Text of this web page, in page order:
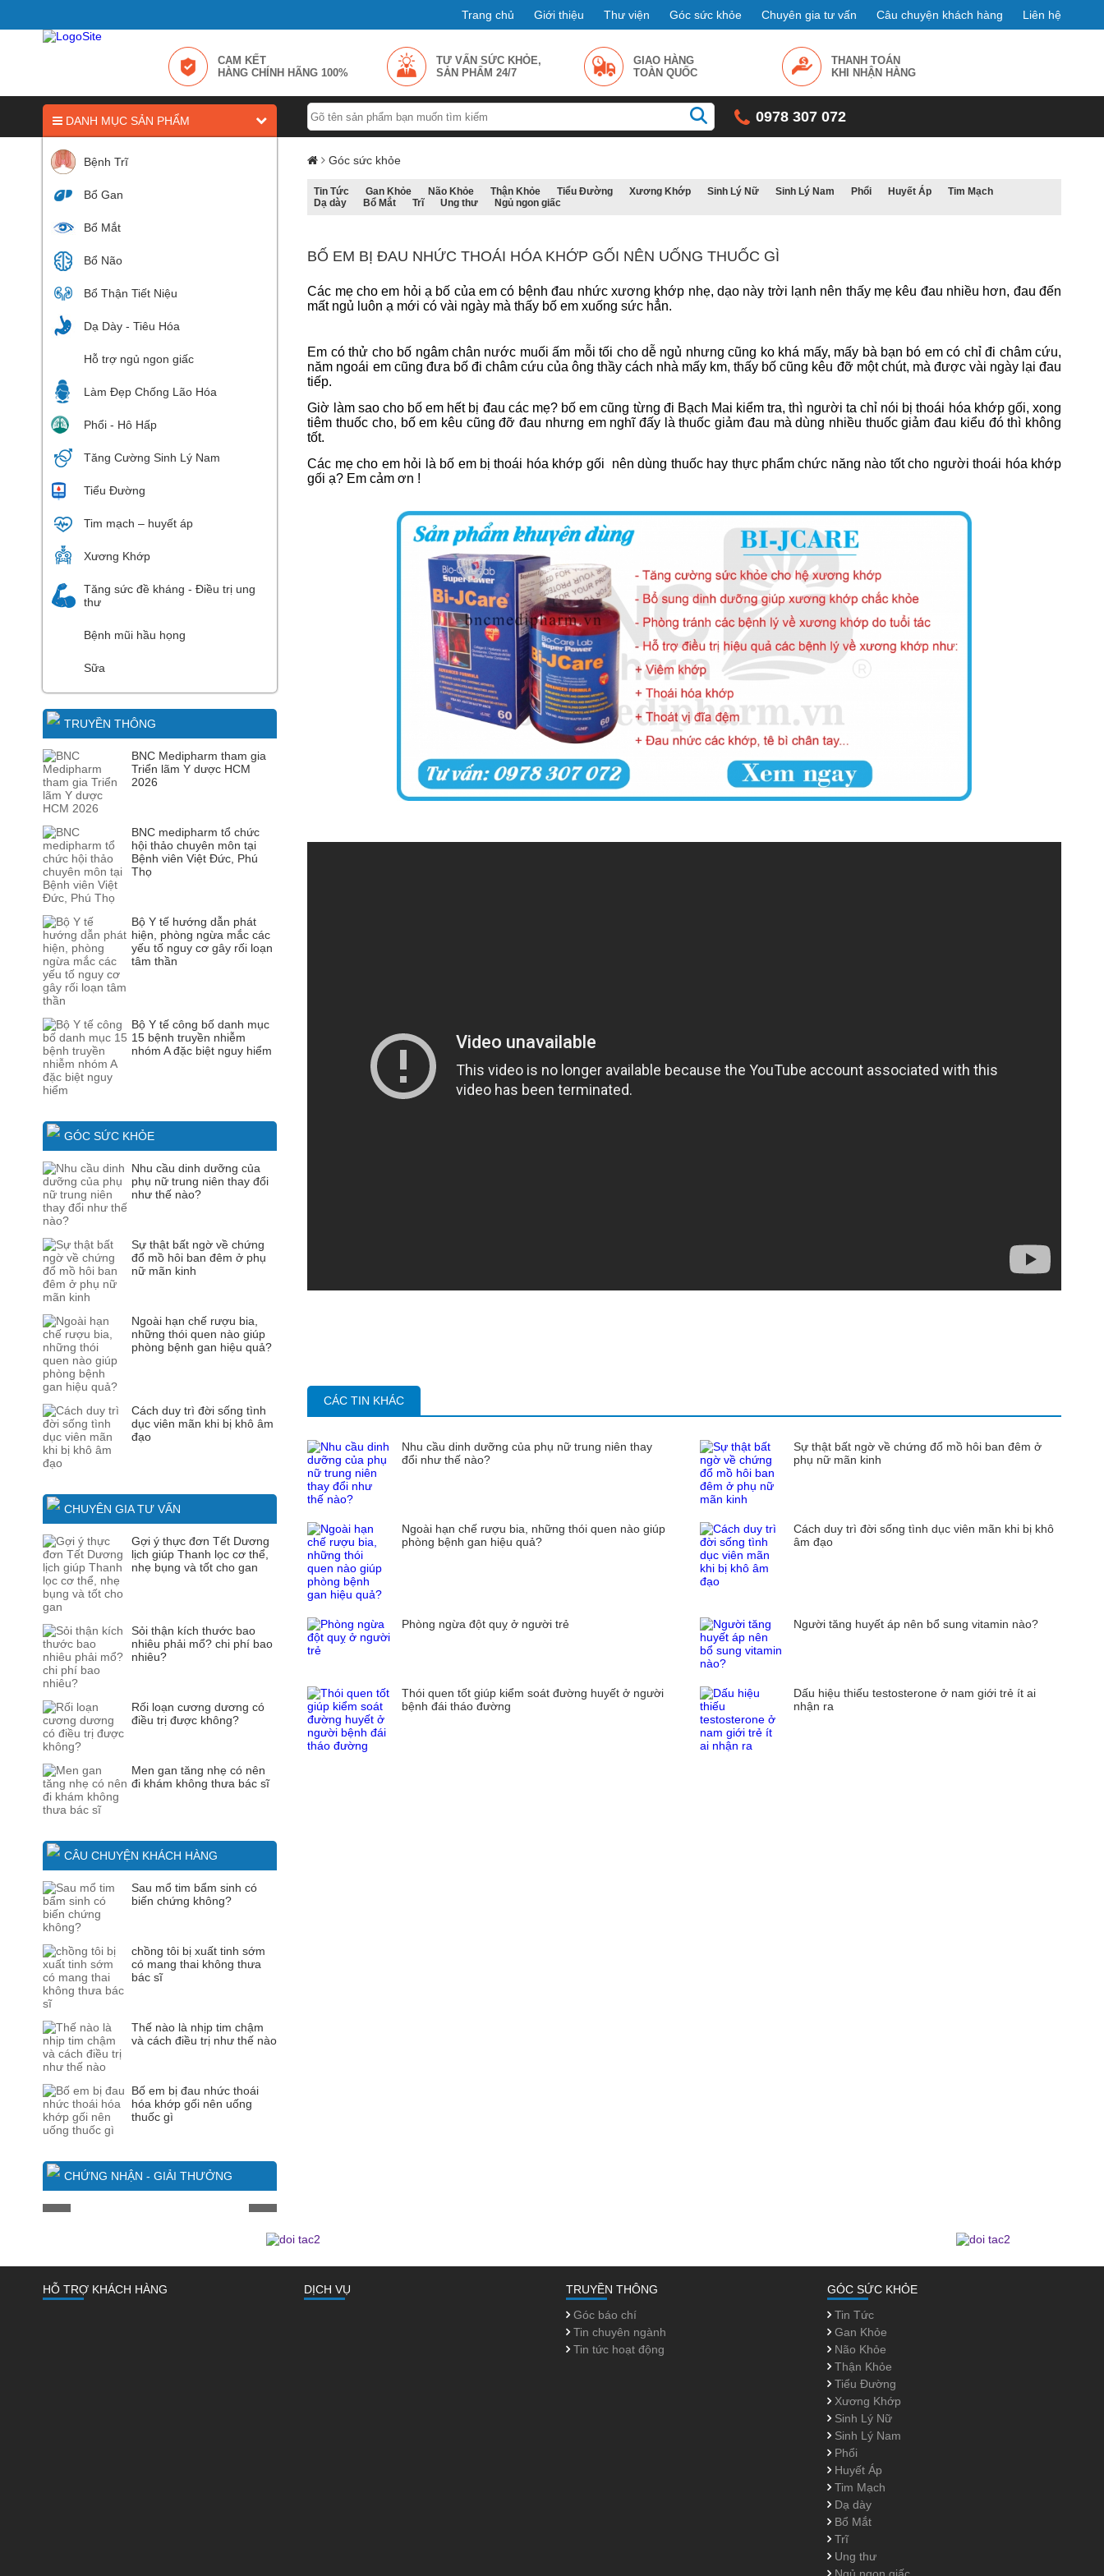
Trang chủ Giới thiệu Thư viện Góc sức khỏe Chuyên gia tư vấn Câu chuyện khách hàng Liên hệ
CAM KẾT
HÀNG CHÍNH HÃNG 100%
TƯ VẤN SỨC KHỎE,
SẢN PHẨM 24/7
GIAO HÀNG
TOÀN QUỐC
THANH TOÁN
KHI NHẬN HÀNG
0978 307 072
DANH MỤC SẢN PHẨM
Bệnh Trĩ
Bổ Gan
Bổ Mắt
Bổ Não
Bổ Thận Tiết Niệu
Dạ Dày - Tiêu Hóa
Hỗ trợ ngủ ngon giấc
Làm Đẹp Chống Lão Hóa
Phổi - Hô Hấp
Tăng Cường Sinh Lý Nam
Tiểu Đường
Tim mạch – huyết áp
Xương Khớp
Tăng sức đề kháng - Điều trị ung
thư
Bệnh mũi hầu họng
Sữa
TRUYỀN THÔNG
BNC Medipharm tham gia
Triển lãm Y dược HCM
2026
BNC medipharm tổ chức
hội thảo chuyên môn tại
Bệnh viên Việt Đức, Phú
Thọ
Bộ Y tế hướng dẫn phát
hiện, phòng ngừa mắc các
yếu tố nguy cơ gây rối loạn
tâm thần
Bộ Y tế công bố danh mục
15 bệnh truyền nhiễm
nhóm A đặc biệt nguy hiểm
GÓC SỨC KHỎE
Nhu cầu dinh dưỡng của
phụ nữ trung niên thay đổi
như thế nào?
Sự thật bất ngờ về chứng
đổ mồ hôi ban đêm ở phụ
nữ mãn kinh
Ngoài hạn chế rượu bia,
những thói quen nào giúp
phòng bệnh gan hiệu quả?
Cách duy trì đời sống tình
dục viên mãn khi bị khô âm
đạo
CHUYÊN GIA TƯ VẤN
Gợi ý thực đơn Tết Dương
lịch giúp Thanh lọc cơ thể,
nhẹ bụng và tốt cho gan
Sỏi thận kích thước bao
nhiêu phải mổ? chi phí bao
nhiêu?
Rối loạn cương dương có
điều trị được không?
Men gan tăng nhẹ có nên
đi khám không thưa bác sĩ
CÂU CHUYỆN KHÁCH HÀNG
Sau mổ tim bẩm sinh có
biến chứng không?
chồng tôi bị xuất tinh sớm
có mang thai không thưa
bác sĩ
Thế nào là nhịp tim chậm
và cách điều trị như thế nào
Bố em bị đau nhức thoái
hóa khớp gối nên uống
thuốc gì
CHỨNG NHẬN - GIẢI THƯỞNG
Góc sức khỏe
Tin Tức Gan Khỏe Não Khỏe Thận Khỏe Tiểu Đường Xương Khớp Sinh Lý Nữ Sinh Lý Nam Phổi Huyết Áp
Tim Mạch
Dạ dày
Bổ Mắt Trĩ Ung thư Ngủ ngon giấc
BỐ EM BỊ ĐAU NHỨC THOÁI HÓA KHỚP GỐI NÊN UỐNG THUỐC GÌ
Các mẹ cho em hỏi ạ bố của em có bệnh đau nhức xương khớp nhẹ, dạo này trời lạnh nên thấy mẹ kêu đau nhiều hơn, đau đến
mất ngủ luôn ạ mới có vài ngày mà thấy bố em xuống sức hẳn.
Em có thử cho bố ngâm chân nước muối ấm mỗi tối cho dễ ngủ nhưng cũng ko khá mấy, mấy bà bạn bó em có chỉ đi châm cứu,
năm ngoái em cũng đưa bố đi châm cứu của ông thầy cách nhà mấy km, thấy bố cũng kêu đỡ một chút, mà được vài ngày lại đau
tiếp.
Giờ làm sao cho bố em hết bị đau các mẹ? bố em cũng từng đi Bạch Mai kiểm tra, thì người ta chỉ nói bị thoái hóa khớp gối, xong
tiêm thuốc cho, bố em kêu cũng đỡ đau nhưng em nghĩ đấy là thuốc giảm đau mà dùng nhiều thuốc giảm đau kiểu đó thì không
tốt.
Các mẹ cho em hỏi là bố em bị thoái hóa khớp gối nên dùng thuốc hay thực phẩm chức năng nào tốt cho người thoái hóa khớp
gối ạ? Em cảm ơn !
CÁC TIN KHÁC
Nhu cầu dinh dưỡng của phụ nữ trung niên thay
đổi như thế nào?
Sự thật bất ngờ về chứng đổ mồ hôi ban đêm ở
phụ nữ mãn kinh
Ngoài hạn chế rượu bia, những thói quen nào giúp
phòng bệnh gan hiệu quả?
Cách duy trì đời sống tình dục viên mãn khi bị khô
âm đạo
Phòng ngừa đột quỵ ở người trẻ Người tăng huyết áp nên bổ sung vitamin nào?
Thói quen tốt giúp kiểm soát đường huyết ở người
bệnh đái tháo đường
Dấu hiệu thiếu testosterone ở nam giới trẻ ít ai
nhận ra
HỖ TRỢ KHÁCH HÀNG DỊCH VỤ
TRUYỀN THÔNG
Góc báo chí
Tin chuyên ngành
Tin tức hoạt động
GÓC SỨC KHỎE
Tin Tức
Gan Khỏe
Não Khỏe
Thận Khỏe
Tiểu Đường
Xương Khớp
Sinh Lý Nữ
Sinh Lý Nam
Phổi
Huyết Áp
Tim Mạch
Dạ dày
Bổ Mắt
Trĩ
Ung thư